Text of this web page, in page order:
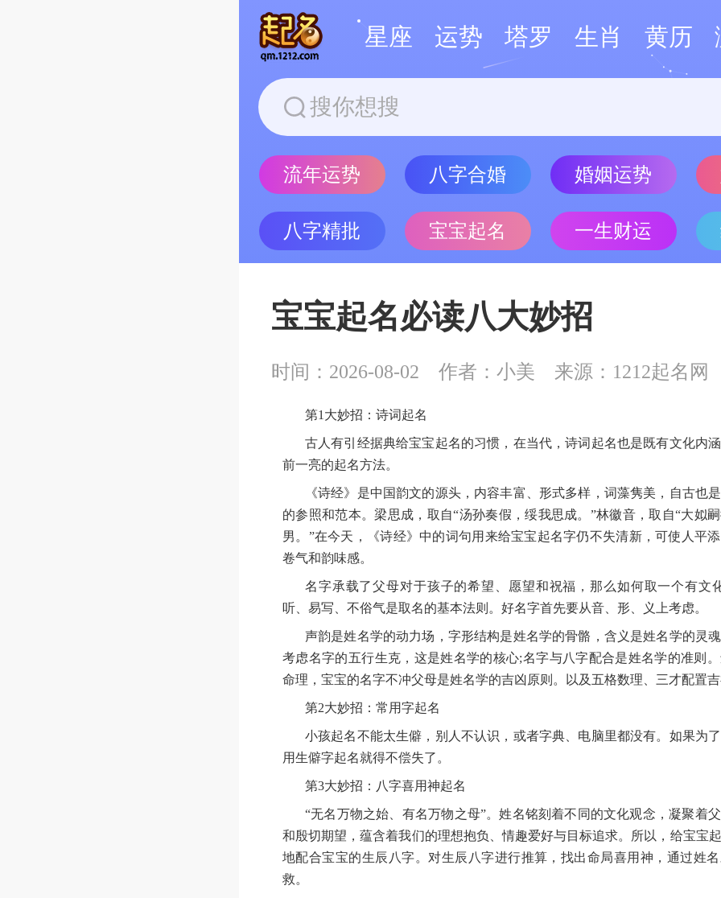
星座 运势 塔罗 生肖 黄历
流年运势 八字合婚 婚姻运势
八字精批 宝宝起名 一生财运
宝宝起名必读八大妙招
时间：2026-08-02 作者：小美 来源：1212起名网
第1大妙招：诗词起名
古人有引经据典给宝宝起名的习惯，在当代，诗词起名也是既有文化内
前一亮的起名方法。
《诗经》是中国韵文的源头，内容丰富、形式多样，词藻隽美，自古也
的参照和范本。梁思成，取自“汤孙奏假，绥我思成。”林徽音，取自“大姒
男。”在今天，《诗经》中的词句用来给宝宝起名字仍不失清新，可使人平
卷气和韵味感。
名字承载了父母对于孩子的希望、愿望和祝福，那么如何取一个有文
听、易写、不俗气是取名的基本法则。好名字首先要从音、形、义上考虑。
声韵是姓名学的动力场，字形结构是姓名学的骨骼，含义是姓名学的灵
考虑名字的五行生克，这是姓名学的核心;名字与八字配合是姓名学的准则
命理，宝宝的名字不冲父母是姓名学的吉凶原则。以及五格数理、三才配置
第2大妙招：常用字起名
小孩起名不能太生僻，别人不认识，或者字典、电脑里都没有。如果为
用生僻字起名就得不偿失了。
第3大妙招：八字喜用神起名
“无名万物之始、有名万物之母”。姓名铭刻着不同的文化观念，凝聚着
和殷切期望，蕴含着我们的理想抱负、情趣爱好与目标追求。所以，给宝宝
地配合宝宝的生辰八字。对生辰八字进行推算，找出命局喜用神，通过姓
救。